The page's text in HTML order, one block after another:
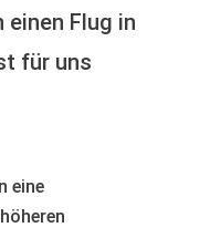
einen Flug in
für uns
eine